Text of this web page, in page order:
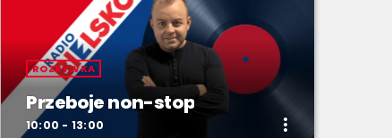
ROZRYWKA
Przeboje non-stop
10:00 - 13:00 more_vert